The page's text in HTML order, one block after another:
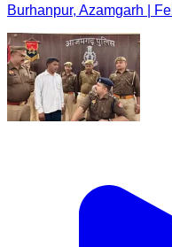
Burhanpur, Azamgarh |